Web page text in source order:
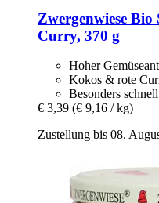
Zwergenwiese Bio
Curry, 370 g
Hoher
Kokos & rote
Besonders
€ 3,39 (€ 9,16 / kg)
Zustellung bis 08.